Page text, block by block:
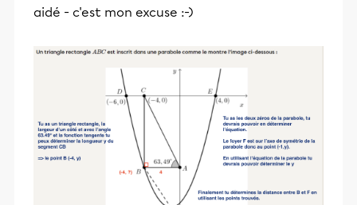
aidé - c'est mon excuse :-)